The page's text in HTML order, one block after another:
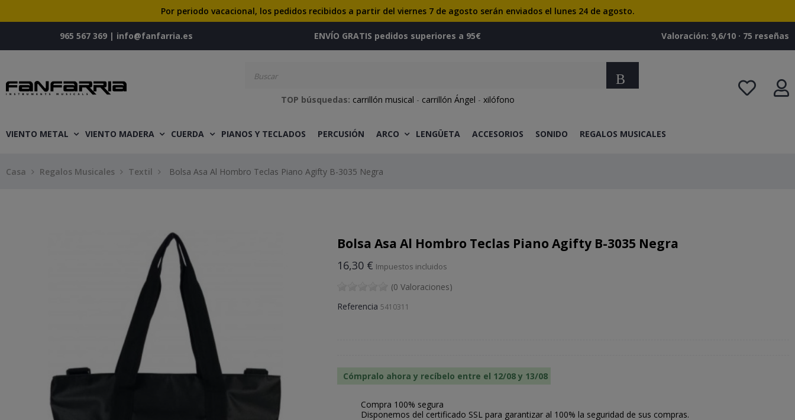
Por periodo vacacional, los pedidos recibidos a partir del viernes 7 de agosto serán enviados el lunes 24 de agosto.
965 567 369 | info@fanfarria.es ENVÍO GRATIS pedidos superiores a 95€ Valoración: 9,6/10 · ‎75 reseñas
Buscar
TOP búsquedas: carrillón musical - carrillón Ángel - xilófono
VIENTO METAL VIENTO MADERA CUERDA PIANOS Y TECLADOS PERCUSIÓN ARCO LENGÜETA ACCESORIOS SONIDO REGALOS MUSICALES
Casa Regalos Musicales Textil Bolsa Asa Al Hombro Teclas Piano Agifty B-3035 Negra
Bolsa Asa Al Hombro Teclas Piano Agifty B-3035 Negra
16,30 € Impuestos incluidos
(0 Valoraciones)
Referencia 5410311
Cómpralo ahora y recíbelo entre el 12/08 y 13/08
Compra 100% segura
Disponemos del certificado SSL para garantizar al 100% la seguridad de sus compras.